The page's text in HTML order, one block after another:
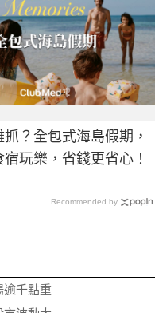
？全包式海島假期，
玩樂，省錢更省心！
Recommended by
逾千點重